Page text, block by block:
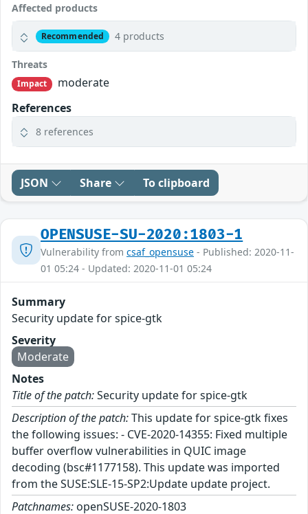
Affected products
Recommended 4 products
Threats
Impact
moderate
References
8 references
JSON Share To clipboard
OPENSUSE-SU-2020:1803-1
Vulnerability from csaf_opensuse - Published: 2020-11-
01 05:24 - Updated: 2020-11-01 05:24
Summary
Security update for spice-gtk
Severity
Moderate
Notes
Title of the patch:Security update for spice-gtk
Description of the patch:This update for spice-gtk fixes
the following issues: - CVE-2020-14355: Fixed multiple
buffer overflow vulnerabilities in QUIC image
decoding (bsc#1177158). This update was imported
from the SUSE:SLE-15-SP2:Update update project.
Patchnames: openSUSE-2020-1803